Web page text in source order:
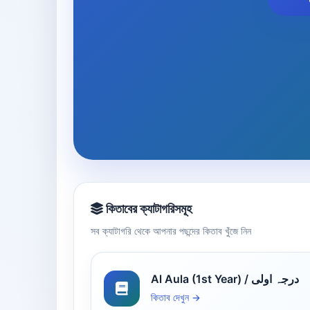
কিতাবের ক্যাটাগরিসমূহ
সব ক্যাটাগরি থেকে আপনার পছন্দের কিতাব খুঁজে নিন
Al Aula (1st Year) / درجہ اولی
কিতাব দেখুন →